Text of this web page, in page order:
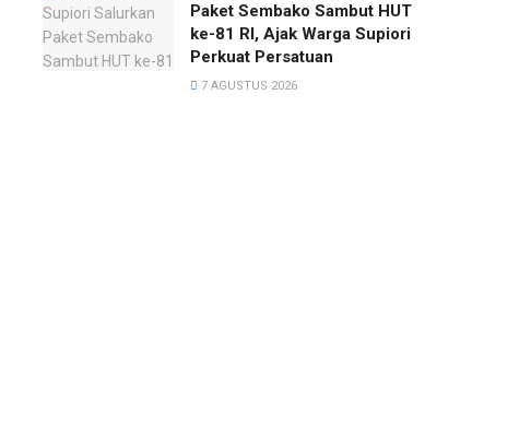
Paket Sembako Sambut HUT
ke-81 RI, Ajak Warga Supiori
Perkuat Persatuan
7 AGUSTUS 2026